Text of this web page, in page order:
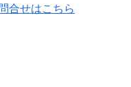
合せはこちら